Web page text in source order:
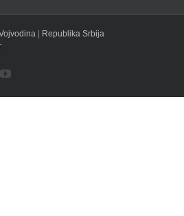
Republika Srbija
YouTube